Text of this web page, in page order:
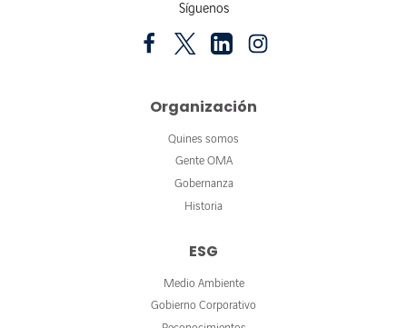
Síguenos
Organización
Quines somos
Gente OMA
Gobernanza
Historia
ESG
Medio Ambiente
Gobierno Corporativo